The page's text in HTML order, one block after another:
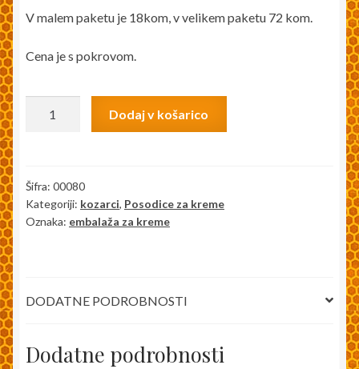
V malem paketu je 18kom, v velikem paketu 72 kom.
Cena je s pokrovom.
pokrovčkom
količina
Dodaj v košarico
Šifra: 00080
Kategoriji: kozarci, Posodice za kreme
Oznaka: embalaža za kreme
DODATNE PODROBNOSTI
Dodatne podrobnosti